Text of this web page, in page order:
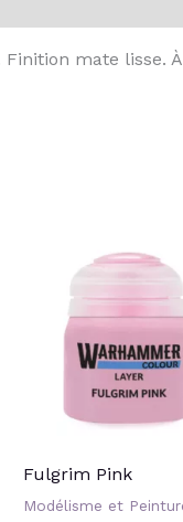
mate lisse. À
Fulgrim Pink
Modélisme et
était : est :
3,24 €.